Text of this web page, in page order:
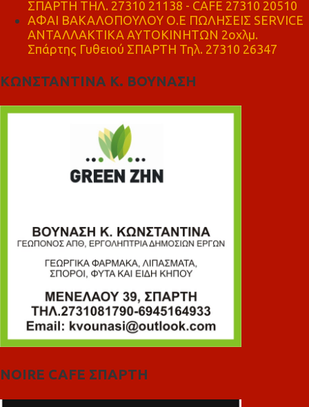
ΣΠΑΡΤΗ ΤΗΛ. 27310 21138 - CAFE 27310 20510
ΑΦΑΙ ΒΑΚΑΛΟΠΟΥΛΟΥ Ο.Ε ΠΩΛΗΣΕΙΣ SERVICE
ΑΝΤΑΛΛΑΚΤΙΚΑ ΑΥΤΟΚΙΝΗΤΩΝ 2οχλμ.
Σπάρτης Γυθειού ΣΠΑΡΤΗ Τηλ. 27310 26347
ΚΩΝΣΤΑΝΤΙΝΑ Κ. ΒΟΥΝΑΣΗ
NOIRE CAFE ΣΠΑΡΤΗ